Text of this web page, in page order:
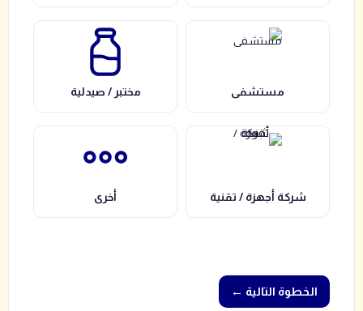
مستشفى مختبر / صيدلية
شركة أجهزة / تقنية أخرى
← الخطوة التالية